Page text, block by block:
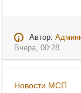
Автор:
Вчера, 00:28
Новости МСП